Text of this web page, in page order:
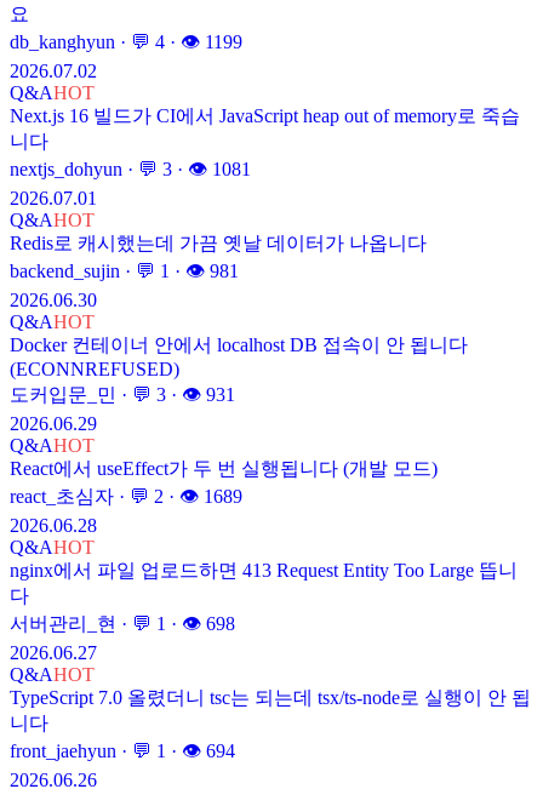
요
db_kanghyun · 💬 4 · 👁 1199
2026.07.02
Q&AHOT
Next.js 16 빌드가 CI에서 JavaScript heap out of memory로 죽습
니다
nextjs_dohyun · 💬 3 · 👁 1081
2026.07.01
Q&AHOT
Redis로 캐시했는데 가끔 옛날 데이터가 나옵니다
backend_sujin · 💬 1 · 👁 981
2026.06.30
Q&AHOT
Docker 컨테이너 안에서 localhost DB 접속이 안 됩니다
(ECONNREFUSED)
도커입문_민 · 💬 3 · 👁 931
2026.06.29
Q&AHOT
React에서 useEffect가 두 번 실행됩니다 (개발 모드)
react_초심자 · 💬 2 · 👁 1689
2026.06.28
Q&AHOT
nginx에서 파일 업로드하면 413 Request Entity Too Large 뜹니
다
서버관리_현 · 💬 1 · 👁 698
2026.06.27
Q&AHOT
TypeScript 7.0 올렸더니 tsc는 되는데 tsx/ts-node로 실행이 안 됩
니다
front_jaehyun · 💬 1 · 👁 694
2026.06.26